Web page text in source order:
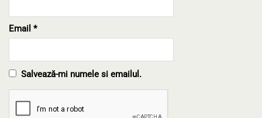
Email *
Salvează-mi numele si emailul.